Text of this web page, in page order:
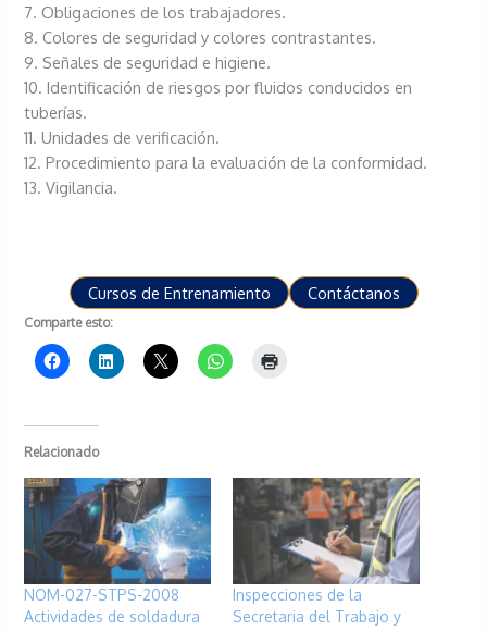
7. Obligaciones de los trabajadores.
8. Colores de seguridad y colores contrastantes.
9. Señales de seguridad e higiene.
10. Identificación de riesgos por fluidos conducidos en
tuberías.
11. Unidades de verificación.
12. Procedimiento para la evaluación de la conformidad.
13. Vigilancia.
Cursos de Entrenamiento Contáctanos
Comparte esto:
Relacionado
NOM-027-STPS-2008
Actividades de soldadura
Inspecciones de la
Secretaria del Trabajo y